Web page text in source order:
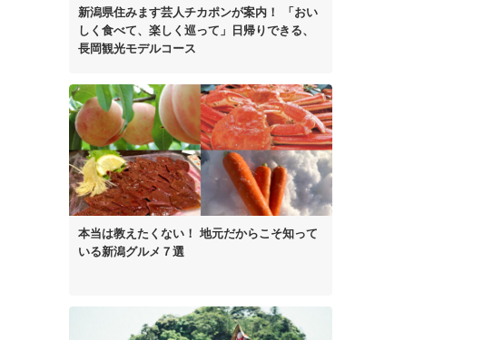
新潟県住みます芸人チカポンが案内！
「おい
しく食べて、 楽しく巡って」
日帰りできる、
長岡観光モデルコース
本当は教えたくない！ 地元だからこそ知って
いる新潟グルメ７選